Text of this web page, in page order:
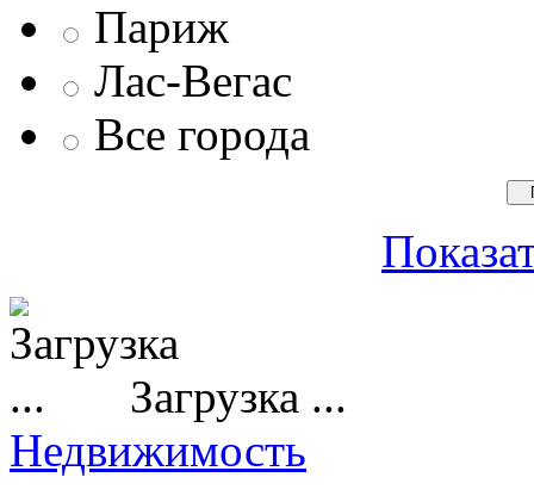
Париж
Лас-Вегас
Все города
Загрузка ...
Недвижимость